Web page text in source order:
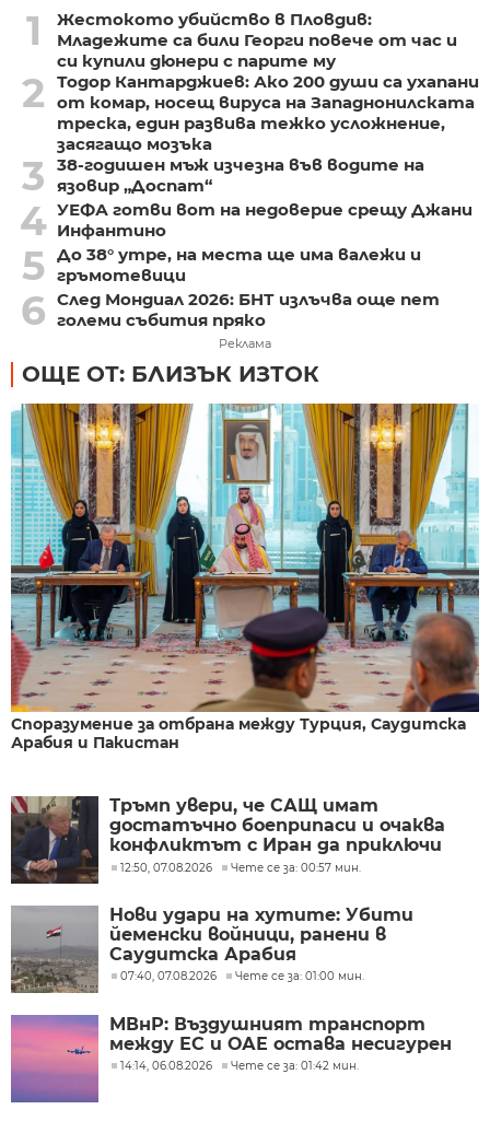
1
Жестокото убийство в Пловдив:
Младежите са били Георги повече от час и
си купили дюнери с парите му
2
Тодор Кантарджиев: Ако 200 души са ухапани
от комар, носещ вируса на Западнонилската
треска, един развива тежко усложнение,
засягащо мозъка
3
38-годишен мъж изчезна във водите на
язовир „Доспат“
4 УЕФА готви вот на недоверие срещу Джани
Инфантино
5 До 38° утре, на места ще има валежи и
гръмотевици
6 След Мондиал 2026: БНТ излъчва още пет
големи събития пряко
Реклама
ОЩЕ ОТ: БЛИЗЪК ИЗТОК
Споразумение за отбрана между Турция, Саудитска
Арабия и Пакистан
Тръмп увери, че САЩ имат
достатъчно боеприпаси и очаква
конфликтът с Иран да приключи
скоро
12:50, 07.08.2026 Чете се за: 00:57 мин.
Нови удари на хутите: Убити
йеменски войници, ранени в
Саудитска Арабия
07:40, 07.08.2026 Чете се за: 01:00 мин.
МВнР: Въздушният транспорт
между ЕС и ОАЕ остава несигурен
14:14, 06.08.2026 Чете се за: 01:42 мин.